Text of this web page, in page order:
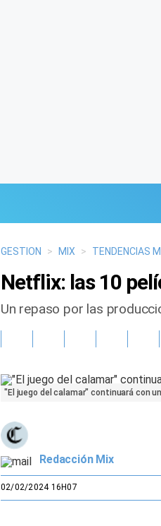
GESTION > MIX > TENDENCIAS
Netflix: las 10
Un repaso por las
"El juego del calamar" continuará con
Redacción Mix
02/02/2024 16H07